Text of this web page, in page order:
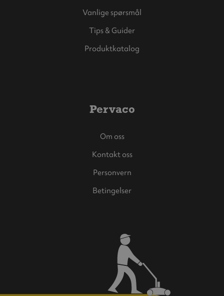
Vanlige spørsmål
Tips & Guider
Produktkatalog
Pervaco
Om oss
Kontakt oss
Personvern
Betingelser